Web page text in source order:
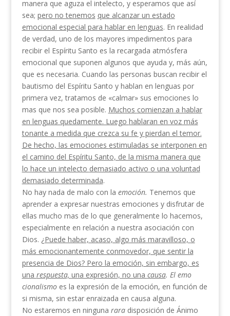
manera que aguza el intelecto, y esperamos que así
sea; pero no tenemos que alcanzar un estado
emocional especial para hablar en lenguas. En realidad
de verdad, uno de los mayores impedi­mentos para
recibir el Espíritu Santo es la recargada atmósfera
emocional que suponen algunos que ayuda y, más aún,
que es necesaria. Cuando las personas buscan recibir el
bautismo del Espíritu Santo y ha­blan en lenguas por
primera vez, tratamos de «cal­mar» sus emociones lo
mas que nos sea posible. Muchos comienzan a hablar
en lenguas quedamente. Luego hablaran en voz más
tonante a medida que crezca su fe y pierdan el temor.
De hecho, las emociones estimuladas se interponen en
el camino del Espíritu Santo, de la misma manera que
lo hace un intelecto demasiado activo o una voluntad
demasiado deter­minada.
No hay nada de malo con la emoción. Tenemos que
aprender a expresar nuestras emociones y disfrutar de
ellas mucho mas de lo que generalmente lo ha­cemos,
especialmente en relación a nuestra asociación con
Dios. ¿Puede haber, acaso, algo más maravilloso, o
más emocionantemente conmovedor, que sentir la
presencia de Dios? Pero la emoción, sin embargo, es
una respuesta, una expresión, no una causa. El emo­
cionalismo es la expresión de la emoción, en función de
si misma, sin estar enraizada en causa alguna.
No estaremos en ninguna rara disposición de Ánimo